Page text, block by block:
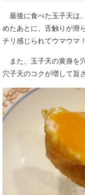
最後に食べた玉子天は
めたあとに、舌触りが滑
チリ感じられてウマウマ！
また、玉子天の黄身を
穴子天のコクが増して旨